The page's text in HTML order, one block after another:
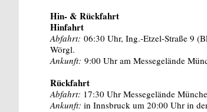
Hin- & Rückfahrt
Hinfahrt
Abfahrt: 06:30 Uhr, Ing.-Etzel-Straße 9
Wörgl.
Ankunft: 9:00 Uhr am Messegelände
Rückfahrt
Abfahrt: 17:30 Uhr Messegelände
Ankunft: in Innsbruck um 20:00 Uhr in